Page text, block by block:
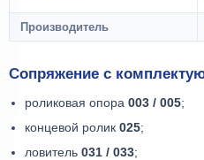
Производитель
Сопряжение с
роликовая опора 003 / 005;
концевой ролик 025;
ловитель 031 / 033;